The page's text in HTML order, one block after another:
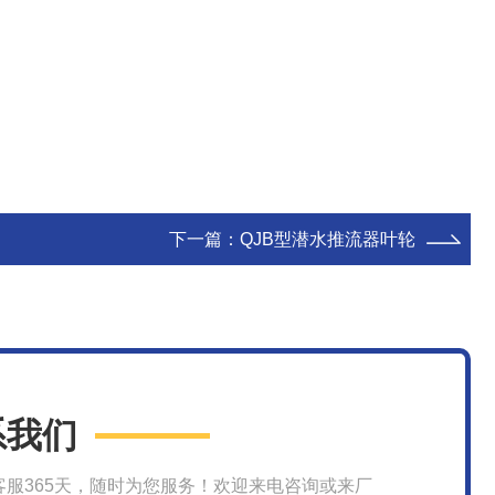
下一篇： QJB型潜水推流器叶轮
们
服365天，随时为您服务！欢迎来电咨询或来厂